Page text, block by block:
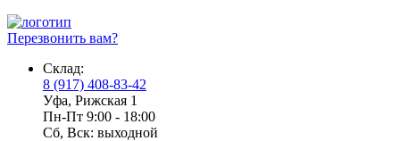
Перезвонить вам?
Склад:
8 (917) 408-83-42
Уфа, Рижская 1
Пн-Пт 9:00 - 18:00
Сб, Вск: выходной